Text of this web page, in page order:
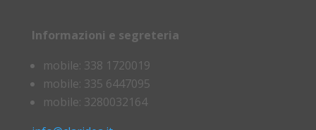
Informazioni e segreteria
mobile: 338 1720019
mobile: 335 6447095
mobile: 3280032164